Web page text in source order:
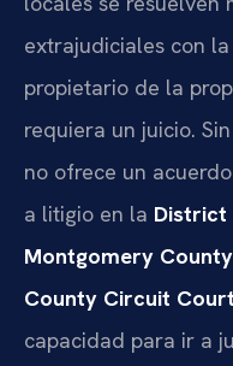
extrajudiciales con
propietario de la
requiera un juicio.
no ofrece un
a litigio en la
Montgomery County
County Circuit Court
capacidad para ir a